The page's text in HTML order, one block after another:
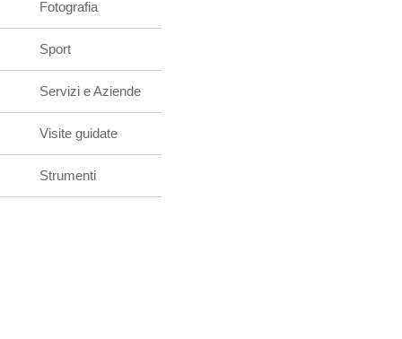
Fotografia
Sport
Servizi e Aziende
Visite guidate
Strumenti